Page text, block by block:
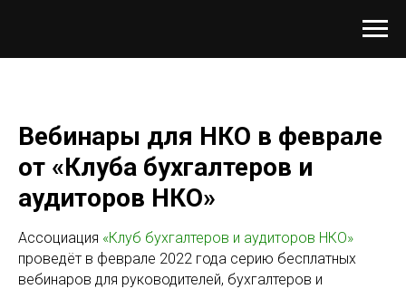
Вебинары для НКО в феврале
от «Клуба бухгалтеров и
аудиторов НКО»
Ассоциация «Клуб бухгалтеров и аудиторов НКО»
проведёт в феврале 2022 года серию бесплатных
вебинаров для руководителей, бухгалтеров и